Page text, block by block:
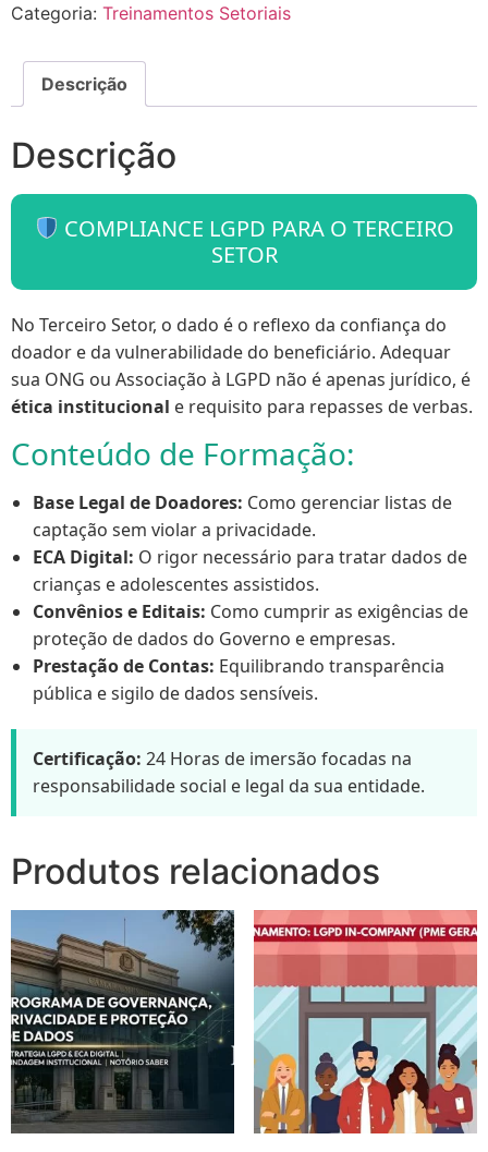
Categoria: Treinamentos Setoriais
Descrição
Descrição
COMPLIANCE LGPD PARA O TERCEIRO
SETOR
No Terceiro Setor, o dado é o reflexo da confiança do
doador e da vulnerabilidade do beneficiário. Adequar
sua ONG ou Associação à LGPD não é apenas jurídico, é
ética institucional e requisito para repasses de verbas.
Conteúdo de Formação:
Base Legal de Doadores: Como gerenciar listas de
captação sem violar a privacidade.
ECA Digital: O rigor necessário para tratar dados de
crianças e adolescentes assistidos.
Convênios e Editais: Como cumprir as exigências de
proteção de dados do Governo e empresas.
Prestação de Contas: Equilibrando transparência
pública e sigilo de dados sensíveis.
Certificação: 24 Horas de imersão focadas na
responsabilidade social e legal da sua entidade.
Produtos relacionados